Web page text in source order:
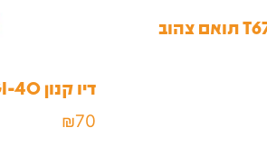
דיו קנון GI-40 מקורי צהוב
₪70